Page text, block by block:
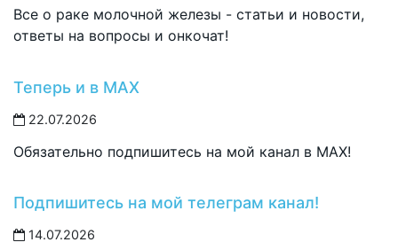
Все о раке молочной железы - статьи и новости,
ответы на вопросы и онкочат!
Теперь и в MAX
22.07.2026
Обязательно подпишитесь на мой канал в MAX!
Подпишитесь на мой телеграм канал!
14.07.2026